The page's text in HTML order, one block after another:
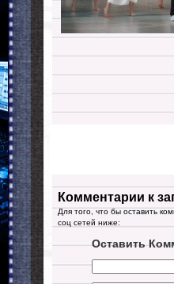
Комментарии к
Для того, что бы оставить
соц сетей ниже:
Оставить